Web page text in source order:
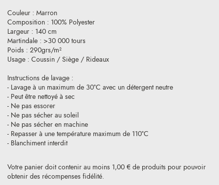
Votre panier doit contenir au moins 1,00 € de produits pour pouvoir
obtenir des récompenses fidélité.
Couleur : Marron
Composition : 100% Polyester
Largeur : 140 cm
Martindale : >30 000 tours
Poids : 290grs/m²
Usage : Coussin / Siège / Rideaux
Instructions de lavage :
- Lavage à un maximum de 30°C avec un détergent neutre
- Peut être nettoyé à sec
- Ne pas essorer
- Ne pas sécher au soleil
- Ne pas sécher en machine
- Repasser à une température maximum de 110°C
- Blanchiment interdit